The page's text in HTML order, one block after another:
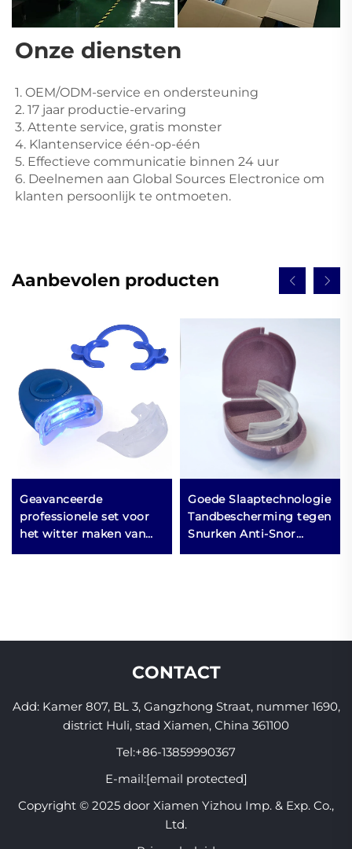
Onze diensten
1. OEM/ODM-service en ondersteuning
2. 17 jaar productie-ervaring
3. Attente service, gratis monster
4. Klantenservice één-op-één
5. Effectieve communicatie binnen 24 uur
6. Deelnemen aan Global Sources Electronice om
klanten persoonlijk te ontmoeten.
Aanbevolen producten
Geavanceerde
professionele set voor
het witter maken van
tanden Populaire
Goede Slaaptechnologie
Tandbescherming tegen
Snurken Anti-Snor
Apparaat Zorgproduct
CONTACT
Add: Kamer 807, BL 3, Gangzhong Straat, nummer 1690,
district Huli, stad Xiamen, China 361100
Tel:+86-13859990367
E-mail:[email protected]
Copyright © 2025 door Xiamen Yizhou Imp. & Exp. Co.,
Ltd.